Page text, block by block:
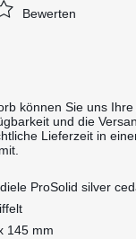
Bewerten
können Sie uns
und die
Lieferzeit in
ProSolid silver
145 mm